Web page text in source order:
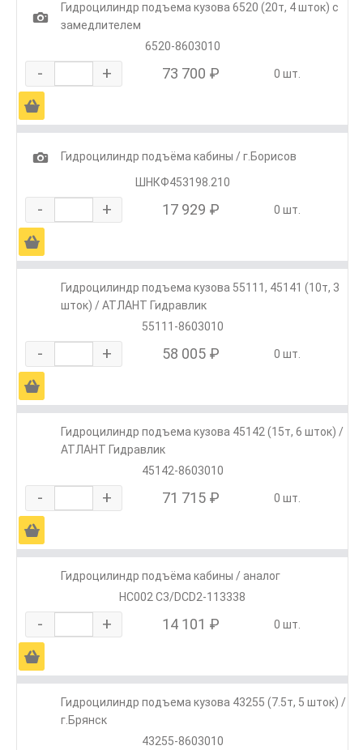
1
Гидроцилиндр подъема кузова 6520 (20т, 4 шток) с
замедлителем
6520-8603010
- + 73 700 ₽ 0 шт.
Ä
1
Гидроцилиндр подъёма кабины / г.Борисов
ШНКФ453198.210
- + 17 929 ₽ 0 шт.
Ä
Гидроцилиндр подъема кузова 55111, 45141 (10т, 3
шток) / АТЛАНТ Гидравлик
55111-8603010
- + 58 005 ₽ 0 шт.
Ä
Гидроцилиндр подъема кузова 45142 (15т, 6 шток) /
АТЛАНТ Гидравлик
45142-8603010
- + 71 715 ₽ 0 шт.
Ä
Гидроцилиндр подъёма кабины / аналог
HC002 C3/DCD2-113338
- + 14 101 ₽ 0 шт.
Ä
Гидроцилиндр подъема кузова 43255 (7.5т, 5 шток) /
г.Брянск
43255-8603010